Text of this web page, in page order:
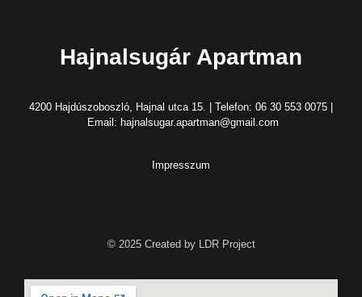
Hajnalsugár Apartman
4200 Hajdúszoboszló, Hajnal utca 15. | Telefon: 06 30 553 0075 |
Email: hajnalsugar.apartman@gmail.com
Impresszum
© 2025 Created by LDR Project